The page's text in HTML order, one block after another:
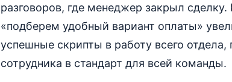
разговоров, где менеджер закрыл
«подберем удобный вариант оплаты»
успешные скрипты в работу всего
сотрудника в стандарт для всей команды.